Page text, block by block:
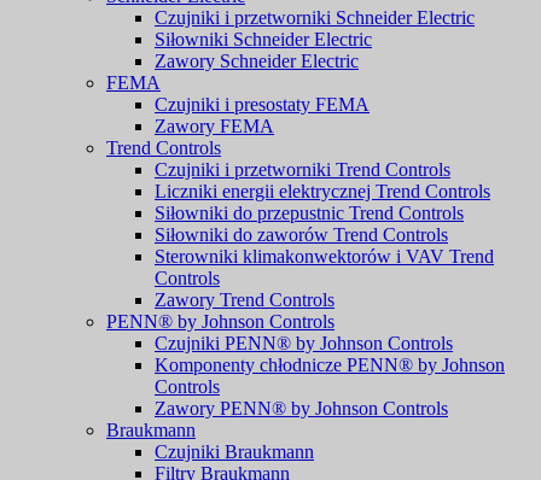
Czujniki i przetworniki Schneider Electric
Siłowniki Schneider Electric
Zawory Schneider Electric
FEMA
Czujniki i presostaty FEMA
Zawory FEMA
Trend Controls
Czujniki i przetworniki Trend Controls
Liczniki energii elektrycznej Trend Controls
Siłowniki do przepustnic Trend Controls
Siłowniki do zaworów Trend Controls
Sterowniki klimakonwektorów i VAV Trend
Controls
Zawory Trend Controls
PENN® by Johnson Controls
Czujniki PENN® by Johnson Controls
Komponenty chłodnicze PENN® by Johnson
Controls
Zawory PENN® by Johnson Controls
Braukmann
Czujniki Braukmann
Filtry Braukmann